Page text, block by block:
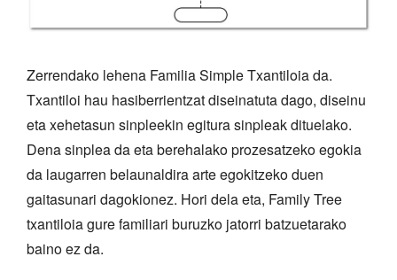
Zerrendako lehena Familia Simple Txantiloia da.
Txantiloi hau hasiberrientzat diseinatuta dago, diseinu
eta xehetasun sinpleekin egitura sinpleak dituelako.
Dena sinplea da eta berehalako prozesatzeko egokia
da laugarren belaunaldira arte egokitzeko duen
gaitasunari dagokionez. Hori dela eta, Family Tree
txantiloia gure familiari buruzko jatorri batzuetarako
baino ez da.